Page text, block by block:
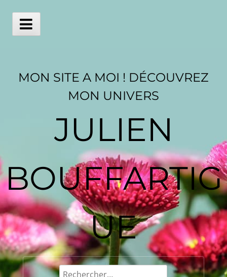
contentMain
MON SITE A MOI ! DÉCOUVREZ
MON UNIVERS
JULIEN
BOUFFARTIG
UE
Rechercher :